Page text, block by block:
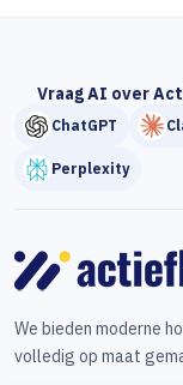
Vraag AI over
ChatGPT
Perplexity
We bieden moderne
volledig op maat